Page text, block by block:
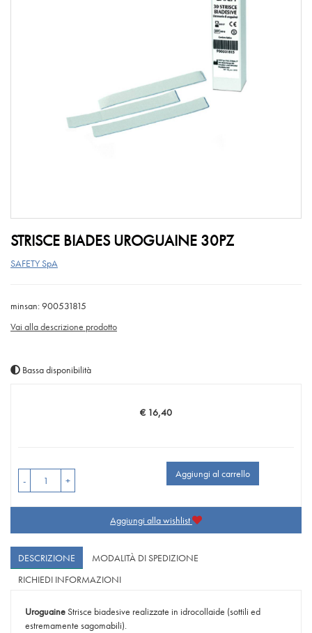
STRISCE BIADES UROGUAINE 30PZ
SAFETY SpA
minsan: 900531815
Vai alla descrizione prodotto
Bassa disponibilità
Prezzo
€ 16,40
- +
Aggiungi al carrello
Aggiungi alla wishlist
DESCRIZIONE
MODALITÀ DI SPEDIZIONE
RICHIEDI INFORMAZIONI
UroguaineStrisce biadesive realizzate in idrocollaide (sottili ed
estremamente sagomabili).